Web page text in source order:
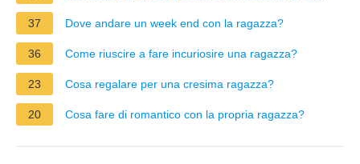
37 Dove andare un week end con la ragazza?
36 Come riuscire a fare incuriosire una ragazza?
23 Cosa regalare per una cresima ragazza?
20 Cosa fare di romantico con la propria ragazza?